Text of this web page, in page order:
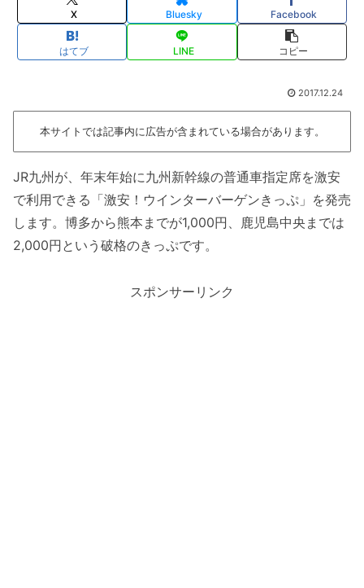
X Bluesky Facebook
はてブ LINE コピー
2017.12.24
本サイトでは記事内に広告が含まれている場合があります。
JR九州が、年末年始に九州新幹線の普通車指定席を激安
で利用できる「激安！ウインターバーゲンきっぷ」を発売
します。博多から熊本までが1,000円、鹿児島中央までは
2,000円という破格のきっぷです。
スポンサーリンク